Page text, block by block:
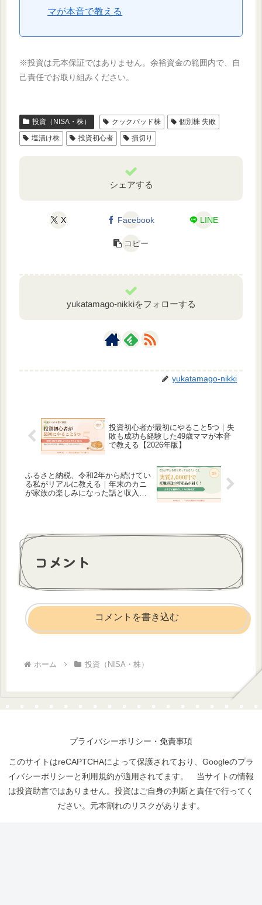
マが本音で教える
※投資は元本保証ではありません。余裕資金の範囲内で、自
己責任でお取り組みください。
投資（NISA・株） クックパッド株
個別株 失敗
塩漬け株
投資初心者 損切り
シェアする
X Facebook LINE
コピー
yukatamago-nikkiをフォローする
yukatamago-nikki
投資初心者が最初にやること5つ｜失
敗も成功も経験した49歳ママが本音
で教える【2026年版】
ふるさと納税、令和2年から続けてい
る私がリアルに教える｜年末のカニ
が家族の楽しみになった話と収入が
コメント
コメントを書き込む
ホーム 投資（NISA・株）
プライバシーポリシー・免責事項
このサイトはreCAPTCHAによって保護されており、Googleのプラ
イバシーポリシーと利用規約が適用されてます。 当サイトの情報
は投資助言ではありません。投資はご自身の判断と責任で行ってく
ださい。元本割れのリスクがあります。